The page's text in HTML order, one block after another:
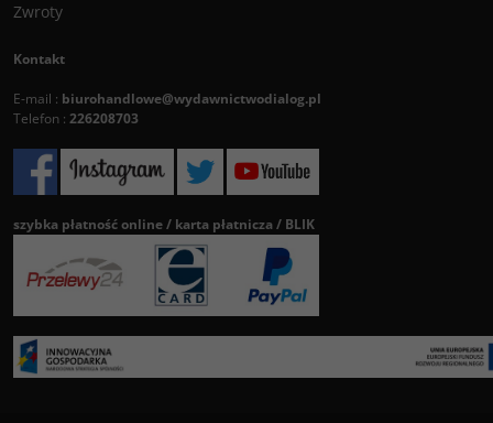
Zwroty
Kontakt
E-mail : biurohandlowe@wydawnictwodialog.pl
Telefon : 226208703
szybka płatność online / karta płatnicza / BLIK